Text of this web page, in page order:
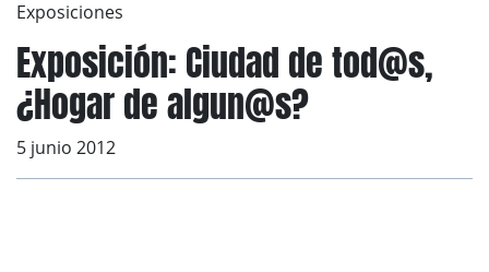
Exposiciones
Exposición: Ciudad de tod@s,
¿Hogar de algun@s?
5 junio 2012